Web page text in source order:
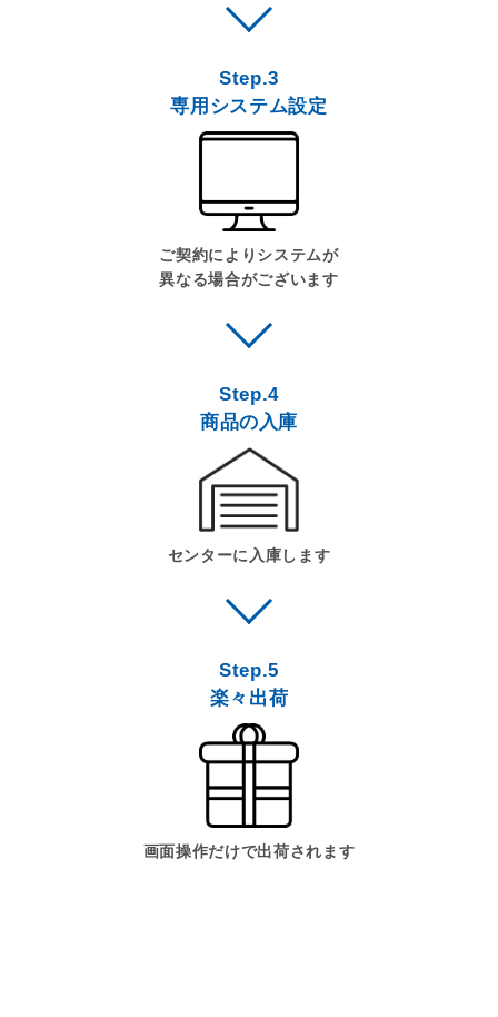
Step.3
専用システム設定
ご契約によりシステムが
異なる場合がございます
Step.4
商品の入庫
センターに入庫します
Step.5
楽々出荷
画面操作だけで出荷されます